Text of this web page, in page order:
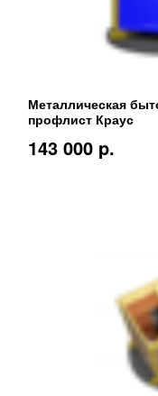
Металлическая
профлист Краус
143 000 p.